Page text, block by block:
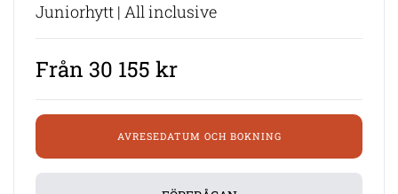
Juniorhytt | All inclusive
Från 30 155 kr
AVRESEDATUM OCH BOKNING